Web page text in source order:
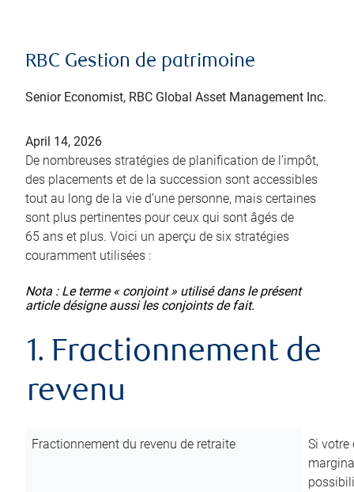
RBC Gestion de patrimoine
Senior Economist, RBC Global Asset Management Inc.
April 14, 2026
De nombreuses stratégies de planification de l’impôt,
des placements et de la succession sont accessibles
tout au long de la vie d’une personne, mais certaines
sont plus pertinentes pour ceux qui sont âgés de
65 ans et plus. Voici un aperçu de six stratégies
couramment utilisées :
Nota : Le terme « conjoint » utilisé dans le présent
article désigne aussi les conjoints de fait.
1. Fractionnement de
revenu
Fractionnement du revenu de retraite
Si votre